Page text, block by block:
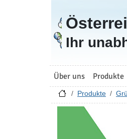
Zur Startseite
Ihr
Über uns Produkte
Produkte